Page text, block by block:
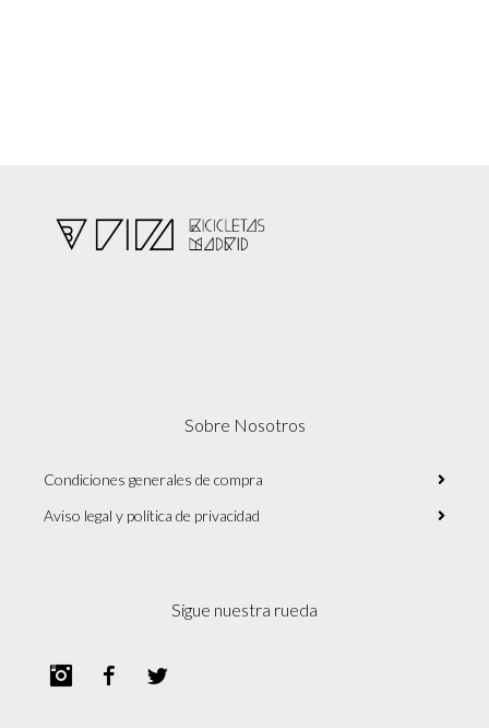
Sobre Nosotros
Condiciones generales de compra
Aviso legal y política de privacidad
Sigue nuestra rueda
InstagramFacebook